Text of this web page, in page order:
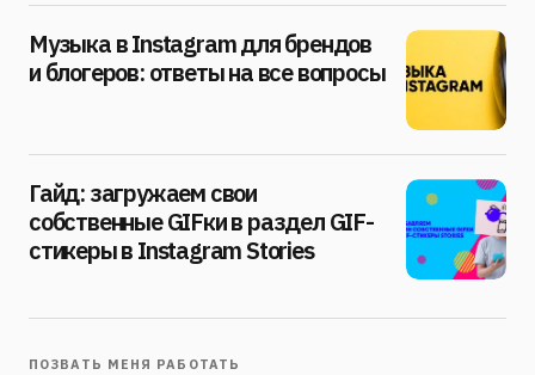
Музыка в Instagram для брендов
и блогеров: ответы на все вопросы
Гайд: загружаем свои
собственные GIFки в раздел GIF-
стикеры в Instagram Stories
ПОЗВАТЬ МЕНЯ РАБОТАТЬ